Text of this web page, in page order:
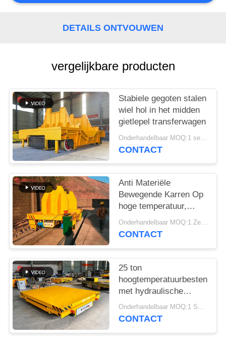
DETAILS ONTVOUWEN
vergelijkbare producten
Stabiele gegoten stalen
wiel hol in het midden
gietlepel transferwagen
Onderhandelbaar MOQ:1 set/sets
CONTACT
Anti Materiële
Bewegende Karren Op
hoge temperatuur,
gietlepel van het de
Karrenmetaal van de
voor gieterij
Onderhandelbaar MOQ:1 Zet / Sets
CONTACT
25 ton
hoogtemperatuurbestendig
met hydraulische
dumpfunctie
Onderhandelbaar MOQ:1 Set/Sets
CONTACT